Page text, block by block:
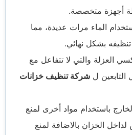
أجهزة متخصصة.
الماء مرات عديدة، مما
بشكل نهائي.
العزلة والتي لا تتفاعل مع
التابعين ل شركة تنظيف خزانات
باستخدام مواد أخرى لمنع
الخزان بالاضافة لمنع